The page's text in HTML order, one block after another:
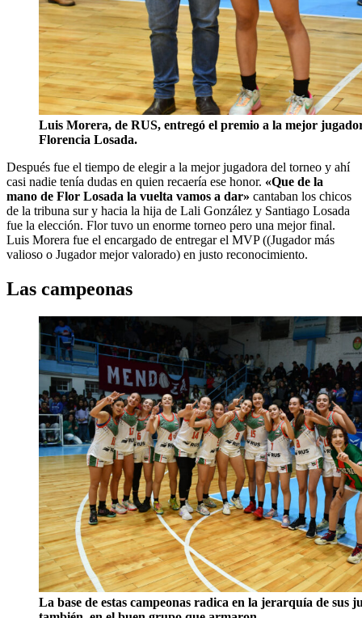
Luis Morera, de RUS, entregó el premio a la mejor
Florencia Losada.
Después fue el tiempo de elegir a la mejor jugadora del torneo y ahí
casi nadie tenía dudas en quien recaería ese honor. «Que de la
mano de Flor Losada la vuelta vamos a dar» cantaban los chicos
de la tribuna sur y hacia la hija de Lali González y Santiago Losada
fue la elección. Flor tuvo un enorme torneo pero una mejor final.
Luis Morera fue el encargado de entregar el MVP ((Jugador más
valioso o Jugador mejor valorado) en justo reconocimiento.
Las campeonas
La base de estas campeonas radica en la jerarquía de sus